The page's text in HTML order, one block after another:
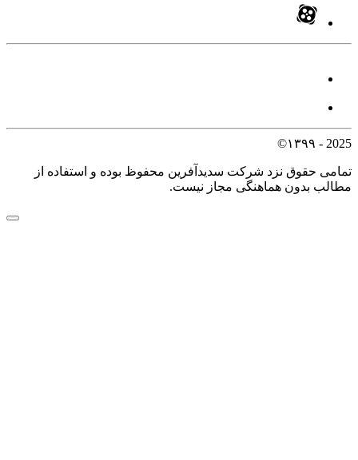
2025 - ۱۳۹۹©
تمامی حقوق نزد شرکت سدیدآفرین محفوظ بوده و استفاده از
مطالب بدون هماهنگی مجاز نیست.